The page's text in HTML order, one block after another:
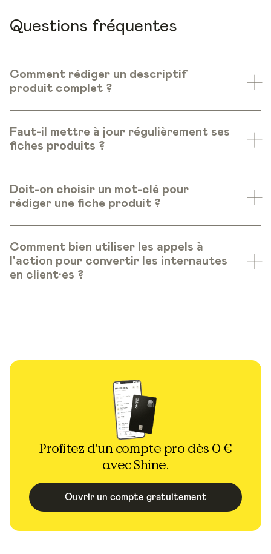
Questions fréquentes
Comment rédiger un descriptif
produit complet ?
Faut-il mettre à jour régulièrement ses
fiches produits ?
Doit-on choisir un mot-clé pour
rédiger une fiche produit ?
Comment bien utiliser les appels à
l'action pour convertir les internautes
en client·es ?
Profitez d'un compte pro dès 0 €
avec Shine.
Ouvrir un compte gratuitement